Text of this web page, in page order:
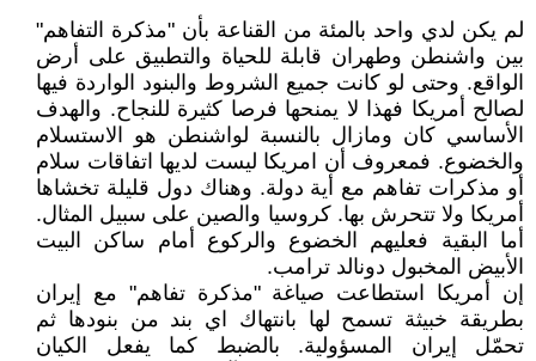
لم يكن لدي واحد بالمئة من القناعة بأن "مذكرة التفاهم"
بين واشنطن وطهران قابلة للحياة والتطبيق على أرض
الواقع. وحتى لو كانت جميع الشروط والبنود الواردة فيها
لصالح أمريكا فهذا لا يمنحها فرصا كثيرة للنجاح. والهدف
الأساسي كان ومازال بالنسبة لواشنطن هو الاستسلام
والخضوع. فمعروف أن امريكا ليست لديها اتفاقات سلام
أو مذكرات تفاهم مع أية دولة. وهناك دول قليلة تخشاها
أمريكا ولا تتحرش بها. كروسيا والصين على سبيل المثال.
أما البقية فعليهم الخضوع والركوع أمام ساكن البيت
الأبيض المخبول دونالد ترامب.
إن أمريكا استطاعت صياغة "مذكرة تفاهم" مع إيران
بطريقة خبيثة تسمح لها بانتهاك اي بند من بنودها ثم
تحمّل إيران المسؤولية. بالضبط كما يفعل الكيان